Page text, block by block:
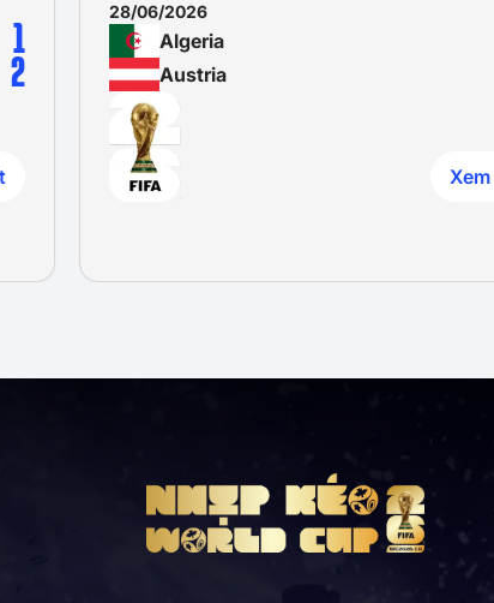
1
2
28/06/2026
Algeria
Austria